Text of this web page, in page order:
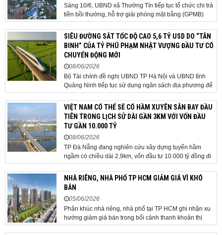
Sáng 10/6, UBND xã Thường Tín tiếp tục tổ chức chi trả
tiền bồi thường, hỗ trợ giải phóng mặt bằng (GPMB)
cho 106 hộ gia đình, cá nhân thuộc diện thu hồi đất để
thực hiện dự án Khu đô thị thể thao Quốc tế Hà Nội trên
địa bàn thôn Nhuệ Giang. Trong...
SIÊU ĐƯỜNG SẮT TỐC ĐỘ CAO 5,6 TỶ USD DO “TÂN
BINH” CỦA TỶ PHÚ PHẠM NHẬT VƯỢNG ĐẦU TƯ CÓ
CHUYỂN ĐỘNG MỚI
08/06/2026
Bộ Tài chính đề nghị UBND TP Hà Nội và UBND tỉnh
Quảng Ninh tiếp tục sử dụng ngân sách địa phương để
thực hiện công tác giải phóng mặt bằng đối với phần
tuyến đi qua địa bàn hai địa phương, bảo đảm tiến độ
triển khai. Bộ Tài chính vừa có công văn...
VIỆT NAM CÓ THỂ SẼ CÓ HẦM XUYÊN SÂN BAY ĐẦU
TIÊN TRONG LỊCH SỬ DÀI GẦN 3KM VỚI VỐN ĐẦU
TƯ GẦN 10.000 TỶ
08/06/2026
TP Đà Nẵng đang nghiên cứu xây dựng tuyến hầm
ngầm có chiều dài 2,9km, vốn đầu tư 10.000 tỷ đồng đi
qua sân bay quốc tế. TP Đà Nẵng đang nghiên cứu một
phương án hạ tầng mang tính đột phá khi đề xuất xây
dựng tuyến hầm ngầm xuyên qua khu vực sân...
NHÀ RIÊNG, NHÀ PHỐ TP HCM GIẢM GIÁ VÌ KHÓ
BÁN
05/06/2026
Phân khúc nhà riêng, nhà phố tại TP HCM ghi nhận xu
hướng giảm giá bán trong bối cảnh thanh khoản thị
trường suy yếu, người mua thận trọng. Sau hơn 5 tháng
ĐĂNG KÝ TƯ VẤN MIỄN PHÍ
HOÀN THÀNH
Đăng ký tư vấn trực tiếp 24/7:
0835182528 - 0819151818